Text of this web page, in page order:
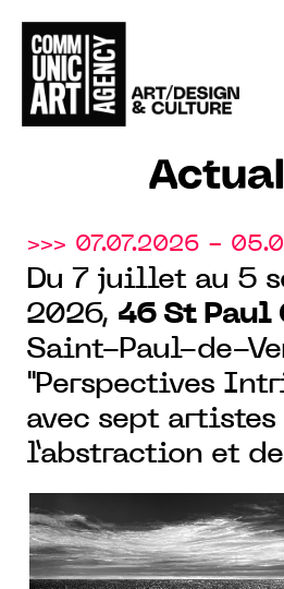
>>> 07.07.2026 -
Du 7 juillet au 5
2026, 46 St Paul
Saint-Paul-de-
"Perspectives
avec sept artistes
l’abstraction et